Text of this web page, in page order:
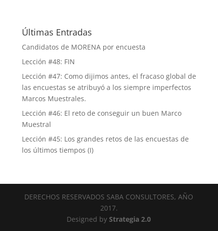
Últimas Entradas
Candidatos de MORENA por encuesta
Lección #48: FIN
Lección #47: Como dijimos antes, el fracaso global de
las encuestas se atribuyó a los siempre imperfectos
Marcos Muestrales.
Lección #46: El reto de conseguir un buen Marco
Muestral
Lección #45: Los grandes retos de las encuestas de
los últimos tiempos (I)
DERECHOS RESERVADOS SABA CONSULTORES, AÑO
2017.
Designed byStrategia 2.0